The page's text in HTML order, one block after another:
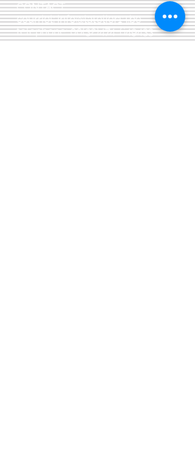
CONTACT:
courriel:info@latelier13.be
téléphone:00(32)474-649433